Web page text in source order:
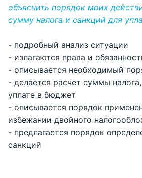
объяснить порядок моих
сумму налога и санкций для
- подробный анализ ситуации
- излагаются права и
- описывается необходимый
- делается расчет суммы
уплате в бюджет
- описывается порядок
избежании двойного
- предлагается порядок
санкций